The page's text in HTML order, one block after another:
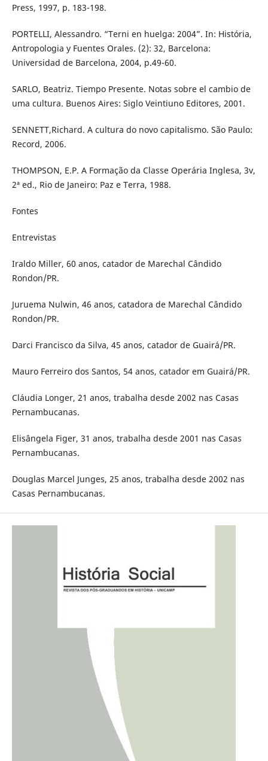
Press, 1997, p. 183-198.
PORTELLI, Alessandro. “Terni en huelga: 2004”. In: História,
Antropologia y Fuentes Orales. (2): 32, Barcelona:
Universidad de Barcelona, 2004, p.49-60.
SARLO, Beatriz. Tiempo Presente. Notas sobre el cambio de
uma cultura. Buenos Aires: Siglo Veintiuno Editores, 2001.
SENNETT,Richard. A cultura do novo capitalismo. São Paulo:
Record, 2006.
THOMPSON, E.P. A Formação da Classe Operária Inglesa, 3v,
2ª ed., Rio de Janeiro: Paz e Terra, 1988.
Fontes
Entrevistas
Iraldo Miller, 60 anos, catador de Marechal Cândido
Rondon/PR.
Juruema Nulwin, 46 anos, catadora de Marechal Cândido
Rondon/PR.
Darci Francisco da Silva, 45 anos, catador de Guairá/PR.
Mauro Ferreiro dos Santos, 54 anos, catador em Guairá/PR.
Cláudia Longer, 21 anos, trabalha desde 2002 nas Casas
Pernambucanas.
Elisângela Figer, 31 anos, trabalha desde 2001 nas Casas
Pernambucanas.
Douglas Marcel Junges, 25 anos, trabalha desde 2002 nas
Casas Pernambucanas.